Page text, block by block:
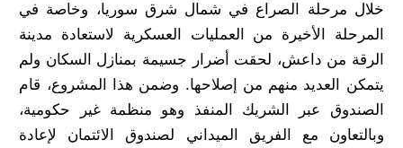
خلال مرحلة الصراع في شمال شرق سوريا، وخاصة في
المرحلة الأخيرة من العمليات العسكرية لاستعادة مدينة
الرقة من داعش، لحقت أضرار جسيمة بمنازل السكان ولم
يتمكن العديد منهم من إصلاحها. وضمن هذا المشروع، قام
الصندوق عبر الشريك المنفذ وهو منظمة غير حكومية،
وبالتعاون مع الفريق الميداني لصندوق الائتمان لإعادة